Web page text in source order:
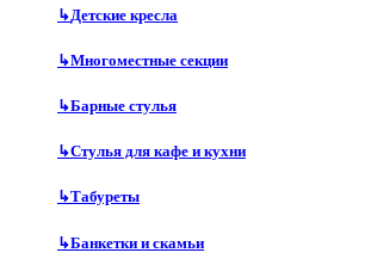
↳Детские кресла
↳Многоместные секции
↳Барные стулья
↳Стулья для кафе и кухни
↳Табуреты
↳Банкетки и скамьи